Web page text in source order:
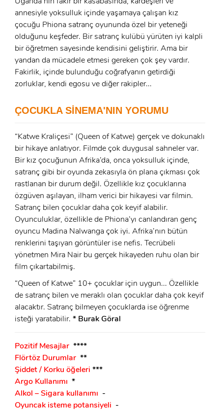
GIRIŞ YAP
E-Posta:
Şifre:
Beni Hatırla Şifremi Unuttum ?
GIRIŞ
x
ÜYE OL
Ad Soyad:
E-Posta:
Şifre:
ÜYE OL
annesiyle yoksulluk içinde yaşamaya çalışan kız
çocuğu Phiona satranç oyununda özel bir yeteneği
olduğunu keşfeder. Bir satranç kulübü yürüten iyi kalpli
bir öğretmen sayesinde kendisini geliştirir. Ama bir
yandan da mücadele etmesi gereken çok şey vardır.
Fakirlik, içinde bulunduğu coğrafyanın getirdiği
zorluklar, kendi egosu ve diğer rakipler...
ÇOCUKLA SİNEMA'NIN YORUMU
“Katwe Kraliçesi” (Queen of Katwe) gerçek ve dokunaklı
bir hikaye anlatıyor. Filmde çok duygusal sahneler var.
Bir kız çocuğunun Afrika’da, onca yoksulluk içinde,
satranç gibi bir oyunda zekasıyla ön plana çıkması çok
rastlanan bir durum değil. Özellikle kız çocuklarına
özgüven aşılayan, ilham verici bir hikayesi var filmin.
Satranç bilen çocuklar daha çok keyif alabilir.
Oyunculuklar, özellikle de Phiona’yı canlandıran genç
oyuncu Madina Nalwanga çok iyi. Afrika’nın bütün
renklerini taşıyan görüntüler ise nefis. Tecrübeli
yönetmen Mira Nair bu gerçek hikayeden ruhu olan bir
film çıkartabilmiş.
“Queen of Katwe” 10+ çocuklar için uygun... Özellikle
de satranç bilen ve meraklı olan çocuklar daha çok keyif
alacaktır. Satranç bilmeyen çocuklarda ise öğrenme
isteği yaratabilir. * Burak Göral
Pozitif Mesajlar ****
Flörtöz Durumlar **
Şiddet / Korku öğeleri ***
Argo Kullanımı *
Alkol – Sigara kullanımı -
Oyuncak isteme potansiyeli -